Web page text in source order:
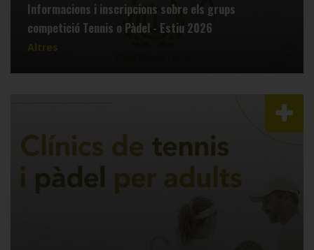
Informacions i inscripcions sobre els grups
competició Tennis o Pàdel - Estiu 2026
Altres